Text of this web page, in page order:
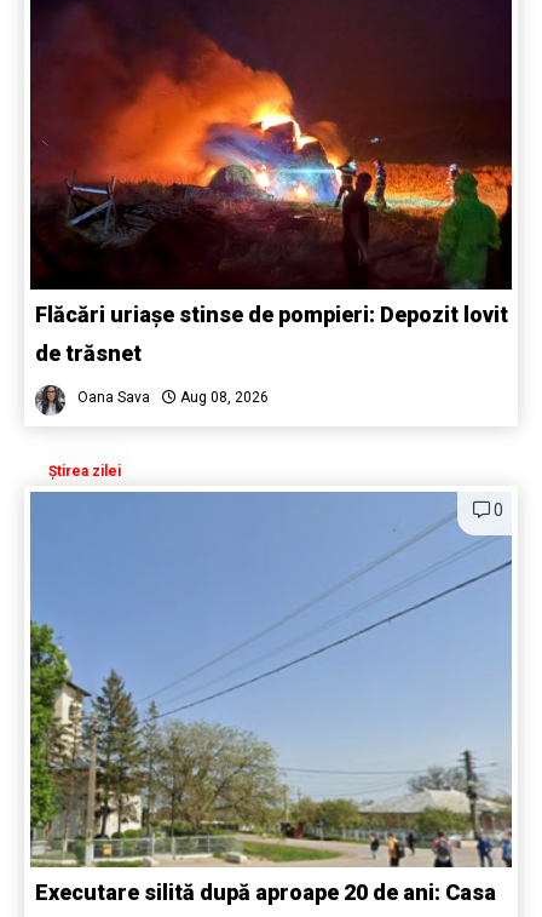
Flăcări uriașe stinse de pompieri: Depozit lovit
de trăsnet
Oana Sava Aug 08, 2026
Știrea zilei
0
Executare silită după aproape 20 de ani: Casa